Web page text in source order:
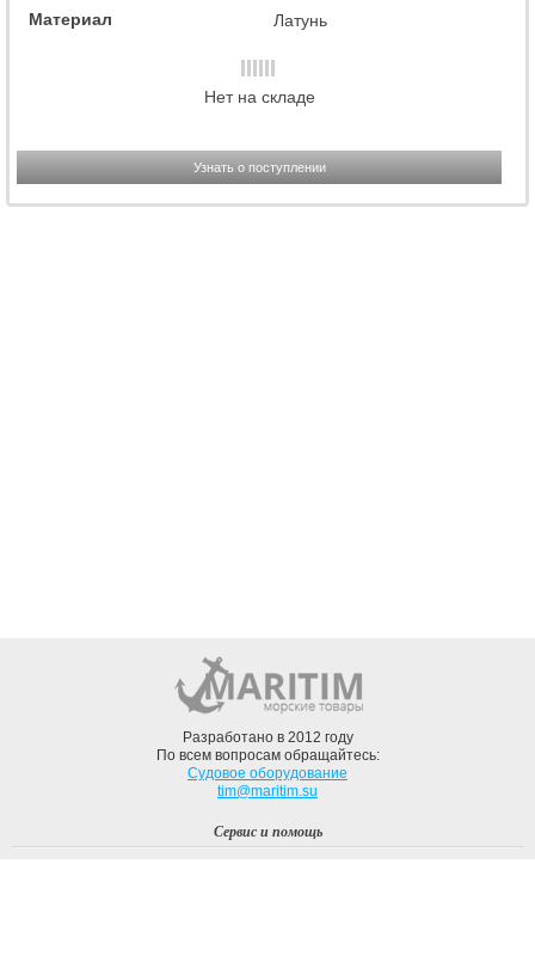
Материал
Латунь
Нет на складе
Узнать о поступлении
Разработано в 2012 году
По всем вопросам обращайтесь:
Судовое оборудование
tim@maritim.su
Сервис и помощь